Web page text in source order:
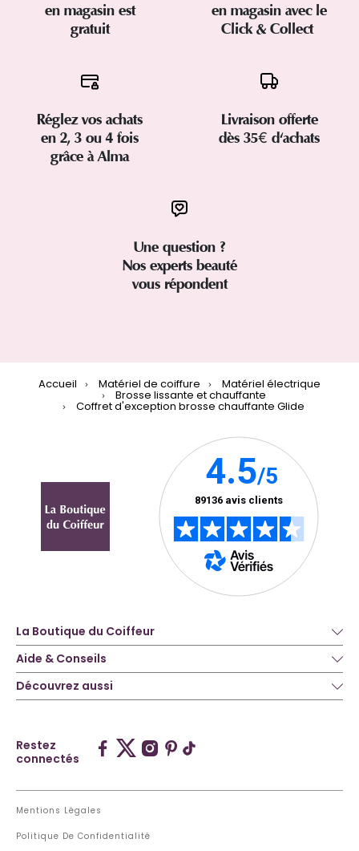
en magasin est
gratuit
en magasin avec le
Click & Collect
Réglez vos achats
en 2, 3 ou 4 fois
grâce à Alma
Livraison offerte
dès 35€ d'achats
Une question ?
Nos experts beauté
vous répondent
Accueil Matériel de coiffure Matériel électrique
Brosse lissante et chauffante
Coffret d'exception brosse chauffante Glide
La Boutique du Coiffeur
Aide & Conseils
Découvrez aussi
Restez
connectés
Mentions Légales
Politique De Confidentialité